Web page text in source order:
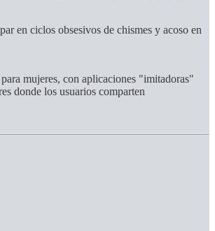
en ciclos obsesivos de chismes y acoso en
mujeres, con aplicaciones "imitadoras"
donde los usuarios comparten